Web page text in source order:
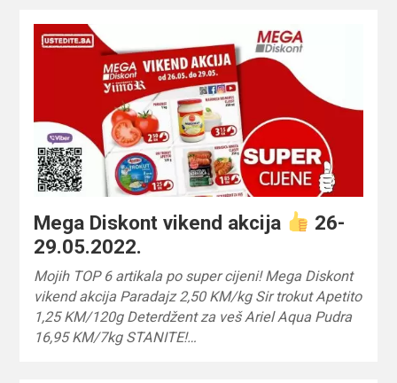
Mega Diskont vikend akcija
26-
29.05.2022.
Mojih TOP 6 artikala po super cijeni! Mega Diskont
vikend akcija Paradajz 2,50 KM/kg Sir trokut Apetito
1,25 KM/120g Deterdžent za veš Ariel Aqua Pudra
16,95 KM/7kg STANITE!…